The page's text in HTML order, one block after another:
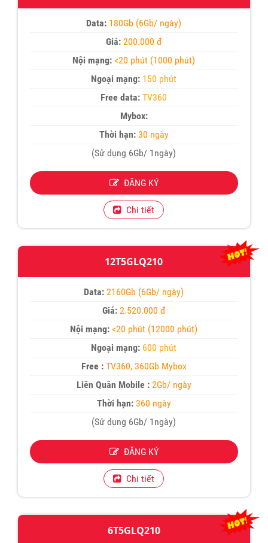
Data: 180Gb (6Gb/ ngày)
Giá:200.000 đ
Nội mạng: <20 phút (1000 phút)
Ngoại mạng: 150 phút
Free data: TV360
Mybox:
Thời hạn:30 ngày
(Sử dụng 6Gb/ 1ngày)
ĐĂNG KÝ
Chi tiết
12T5GLQ210
Data: 2160Gb (6Gb/ ngày)
Giá:2.520.000 đ
Nội mạng: <20 phút (12000 phút)
Ngoại mạng: 600 phút
Free : TV360, 360Gb Mybox
Liên Quân Mobile : 2Gb/ ngày
Thời hạn:360 ngày
(Sử dụng 6Gb/ 1ngày)
ĐĂNG KÝ
Chi tiết
6T5GLQ210